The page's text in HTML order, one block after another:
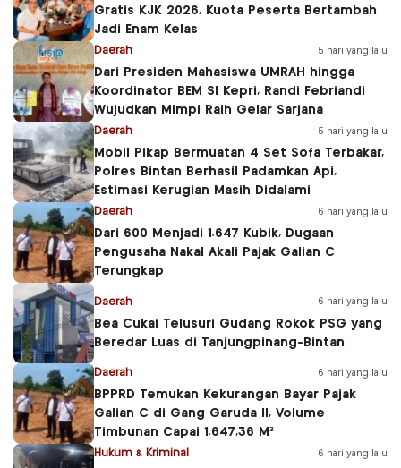
Gratis KJK 2026, Kuota Peserta Bertambah
Jadi Enam Kelas
Daerah 5 hari yang lalu
Dari Presiden Mahasiswa UMRAH hingga
Koordinator BEM SI Kepri, Randi Febriandi
Wujudkan Mimpi Raih Gelar Sarjana
Daerah 5 hari yang lalu
Mobil Pikap Bermuatan 4 Set Sofa Terbakar,
Polres Bintan Berhasil Padamkan Api,
Estimasi Kerugian Masih Didalami
Daerah 6 hari yang lalu
Dari 600 Menjadi 1.647 Kubik, Dugaan
Pengusaha Nakal Akali Pajak Galian C
Terungkap
Daerah 6 hari yang lalu
Bea Cukai Telusuri Gudang Rokok PSG yang
Beredar Luas di Tanjungpinang-Bintan
Daerah 6 hari yang lalu
BPPRD Temukan Kekurangan Bayar Pajak
Galian C di Gang Garuda II, Volume
Timbunan Capai 1.647,36 M³
Hukum & Kriminal 6 hari yang lalu